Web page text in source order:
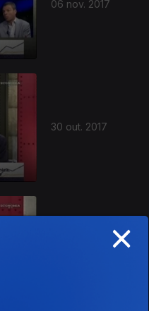
06 nov. 2017
30 out. 2017
×